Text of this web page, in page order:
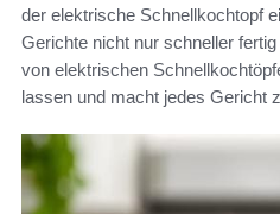
der elektrische Schnellkochtopf
Gerichte nicht nur schneller
von elektrischen
lassen und macht jedes Gericht